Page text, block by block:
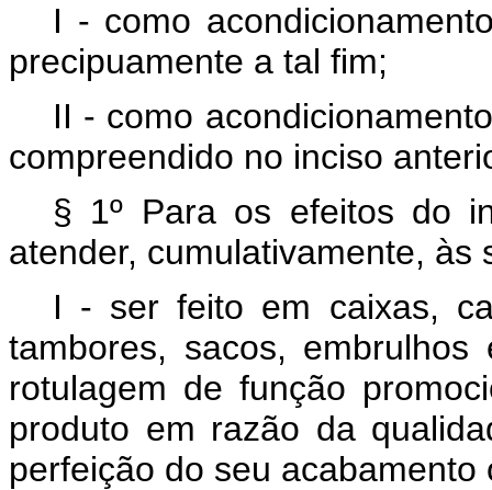
I - como
precipuamente a tal fim;
II - como
compreendido no inciso
§ 1º Para os efeitos do
atender, cumulativamente, às
I - ser feito em caixas,
tambores, sacos,
rotulagem de função
produto em razão da
perfeição do seu